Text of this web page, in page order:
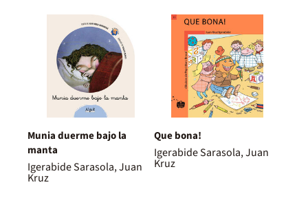
Munia duerme bajo la
manta
Igerabide Sarasola, Juan
Kruz
Que bona!
Igerabide Sarasola, Juan
Kruz